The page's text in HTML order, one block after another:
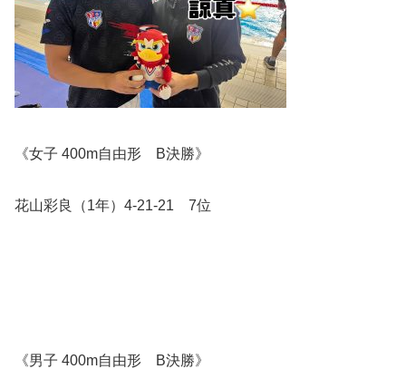
《女子 400m自由形 B決勝》
花山彩良（1年）4-21-21 7位
《男子 400m自由形 B決勝》